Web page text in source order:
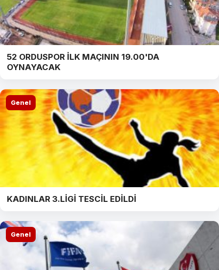
52 ORDUSPOR İLK MAÇININ 19.00'DA
OYNAYACAK
Genel
KADINLAR 3.LİGİ TESCİL EDİLDİ
Genel